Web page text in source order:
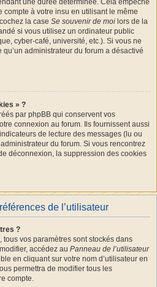
une durée déterminée. Cela empêche
compte à votre insu en utilisant le même
la case Se souvenir de moi lors de la
si vous utilisez un ordinateur public
cyber-café, université, etc.). Si vous ne
administrateur du forum a désactivé
» ?
par phpBB qui conservent vos
connexion au forum. Ils fournissent aussi
de lecture des messages (lu ou
du forum. Si vous rencontrez
déconnexion, la suppression des cookies
de l’utilisateur
?
vos paramètres sont stockés dans
accédez au Panneau de l’utilisateur
en cliquant sur votre nom d’utilisateur en
permettra de modifier tous les
compte.